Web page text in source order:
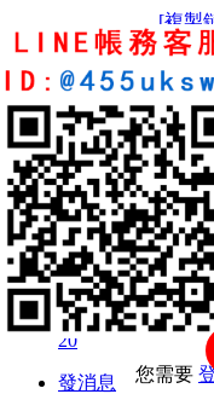
[複製
Terry_chen0927
2
主題
4
帖子
20
積分
新手上路
積分
20
發消息
電梯直達
樓主
發表
如附檔
使用
但是其
後來發
換了以
不開聖
本帖子
您需要